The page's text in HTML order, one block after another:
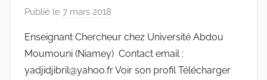
Publié le 7 mars 2018
r
r
Enseignant Chercheur chez Université Abdou
Moumouni (Niamey) Contact email :
yadjidjibril@yahoo.fr Voir son profil Télécharger